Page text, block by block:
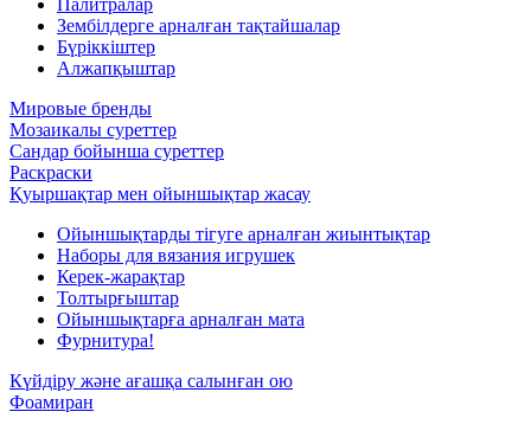
Палитралар
Зембілдерге арналған тақтайшалар
Бүріккіштер
Алжапқыштар
Мировые бренды
Мозаикалы суреттер
Сандар бойынша суреттер
Раскраски
Қуыршақтар мен ойыншықтар жасау
Ойыншықтарды тігуге арналған жиынтықтар
Наборы для вязания игрушек
Керек-жарақтар
Толтырғыштар
Ойыншықтарға арналған мата
Фурнитура!
Күйдіру және ағашқа салынған ою
Фоамиран